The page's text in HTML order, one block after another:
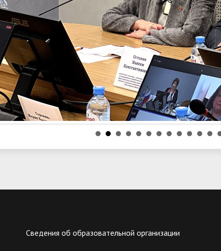
Сведения об образовательной организации